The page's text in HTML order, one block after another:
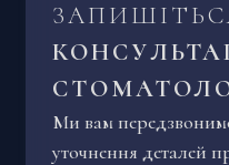
Ми вам
уточнення деталей